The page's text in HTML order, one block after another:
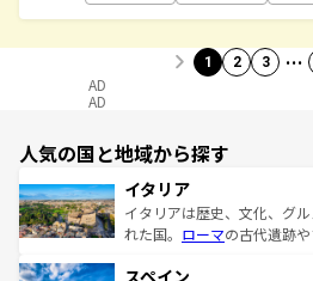
1 2 3 …
AD
AD
人気の国と地域から探す
イタリア
イタリアは歴史、文化、グ
れた国。 ローマの古代遺跡
ろん、トスカーナの美しい
スペイン